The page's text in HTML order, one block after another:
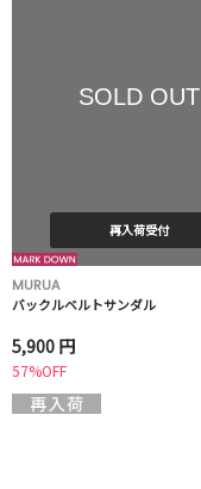
SOLD OUT
再入荷受付
MURUA
バックルベルトサンダル
5,900 円
57%OFF